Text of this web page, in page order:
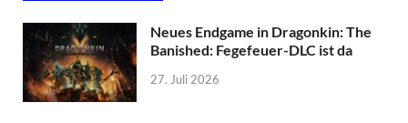
Neues Endgame in Dragonkin: The
Banished: Fegefeuer-DLC ist da
27. Juli 2026